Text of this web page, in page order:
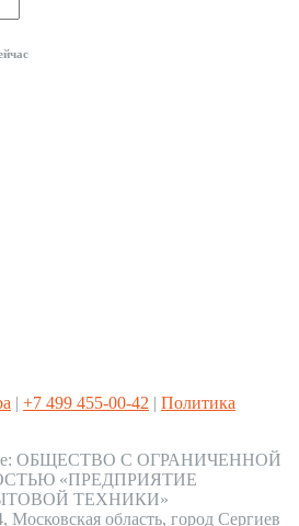
| +7 499 455-00-42 | Политика
ОБЩЕСТВО С ОГРАНИЧЕННОЙ
«ПРЕДПРИЯТИЕ
ТЕХНИКИ»
Московская область, город Сергиев